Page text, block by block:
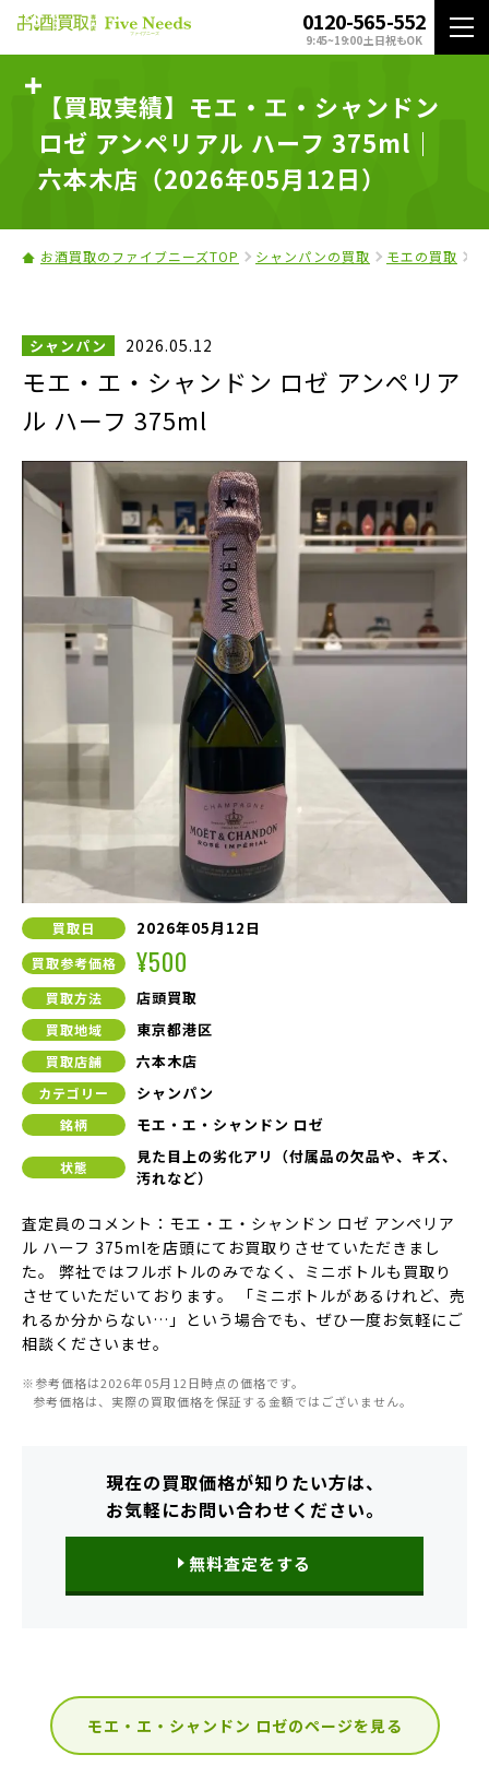
0120-565-552
9:45~19:00 土日祝もOK
【買取実績】モエ・エ・シャンドン
ロゼ アンペリアル ハーフ 375ml｜
六本木店（2026年05月12日）
お酒買取のファイブニーズTOP シャンパンの買取 モエの買取
シャンパン 2026.05.12
モエ・エ・シャンドン ロゼ アンペリア
ル ハーフ 375ml
買取日 2026年05月12日
買取参考価格 ¥500
買取方法 店頭買取
買取地域 東京都港区
買取店舗 六本木店
カテゴリー シャンパン
銘柄 モエ・エ・シャンドン ロゼ
状態
見た目上の劣化アリ（付属品の欠品や、キズ、
汚れなど）
査定員のコメント：モエ・エ・シャンドン ロゼ アンペリア
ル ハーフ 375mlを店頭にてお買取りさせていただきまし
た。 弊社ではフルボトルのみでなく、ミニボトルも買取り
させていただいております。 「ミニボトルがあるけれど、売
れるか分からない…」という場合でも、ぜひ一度お気軽にご
相談くださいませ。
※参考価格は2026年05月12日時点の価格です。
参考価格は、実際の買取価格を保証する金額ではございません。
現在の買取価格が知りたい方は、
お気軽にお問い合わせください。
無料査定をする
モエ・エ・シャンドン ロゼのページを見る